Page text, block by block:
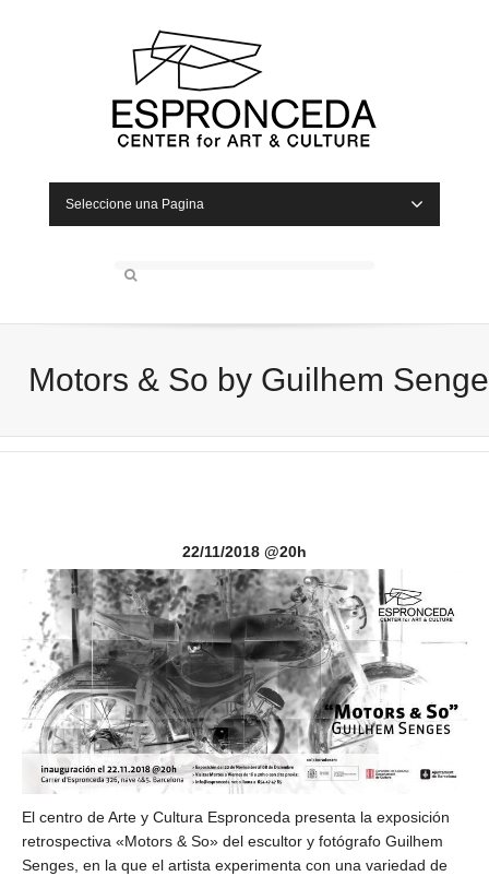
Seleccione una Pagina
Motors & So by Guilhem
22/11/2018 @20h
El centro de Arte y Cultura Espronceda presenta la exposición
retrospectiva «Motors & So» del escultor y fotógrafo Guilhem
Senges, en la que el artista experimenta con una variedad de